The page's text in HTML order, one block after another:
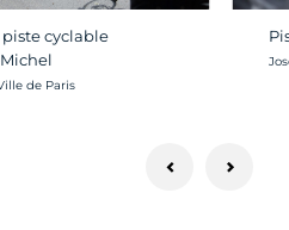
piste cyclable
de Paris